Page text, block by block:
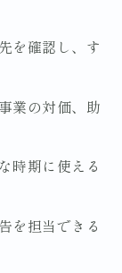
を確認し、す
業の対価、助
時期に使える
を担当できる